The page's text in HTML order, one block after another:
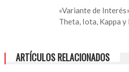
«Variante de
Theta, Iota, Kappa y
ARTÍCULOS RELACIONADOS